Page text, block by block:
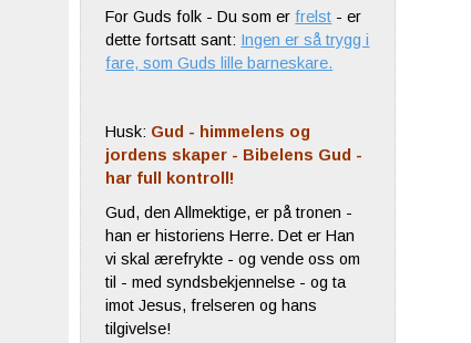
For Guds folk - Du som erfrelst - er
dette fortsatt sant: Ingen er så trygg i
fare, som Guds lille barneskare.
Husk: Gud - himmelens og
jordens skaper - Bibelens Gud -
har full kontroll!
Gud, den Allmektige, er på tronen -
han er historiens Herre. Det er Han
vi skal ærefrykte - og vende oss om
til - med syndsbekjennelse - og ta
imot Jesus, frelseren og hans
tilgivelse!